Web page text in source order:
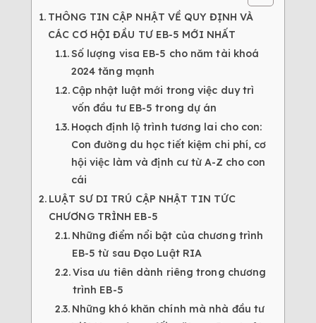
THÔNG TIN CẬP NHẬT VỀ QUY ĐỊNH VÀ
CÁC CƠ HỘI ĐẦU TƯ EB-5 MỚI NHẤT
Số lượng visa EB-5 cho năm tài khoá
2024 tăng mạnh
Cập nhật luật mới trong việc duy trì
vốn đầu tư EB-5 trong dự án
Hoạch định lộ trình tương lai cho con:
Con đường du học tiết kiệm chi phí, cơ
hội việc làm và định cư từ A-Z cho con
cái
LUẬT SƯ DI TRÚ CẬP NHẬT TIN TỨC
CHƯƠNG TRÌNH EB-5
Những điểm nổi bật của chương trình
EB-5 từ sau Đạo Luật RIA
Visa ưu tiên dành riêng trong chương
trình EB-5
Những khó khăn chính mà nhà đầu tư